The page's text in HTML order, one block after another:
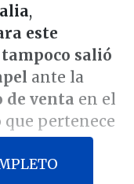
,
este
salió
ante la
de venta en el
pertenece